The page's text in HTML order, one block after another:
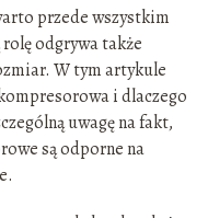
przede wszystkim
odgrywa także
W tym artykule
i dlaczego
uwagę na fakt,
są odporne na